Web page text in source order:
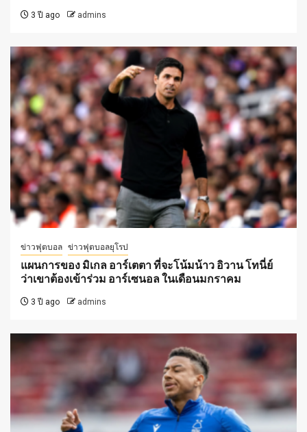
3 ปี ago admins
ข่าวฟุตบอล ข่าวฟุตบอลยุโรป
แผนการของ มิเกล อาร์เตตา ที่จะโน้มน้าว อิวาน โทนี่ย์
ว่าเขาต้องเข้าร่วม อาร์เซนอล ในเดือนมกราคม
3 ปี ago admins